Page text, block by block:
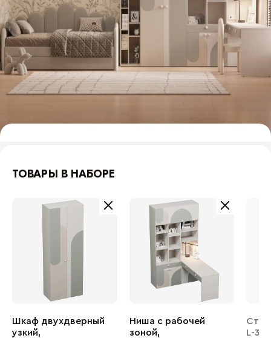
ТОВАРЫ В НАБОРЕ
Шкаф двухдверный
узкий,
Ниша с рабочей
зоной,
L-